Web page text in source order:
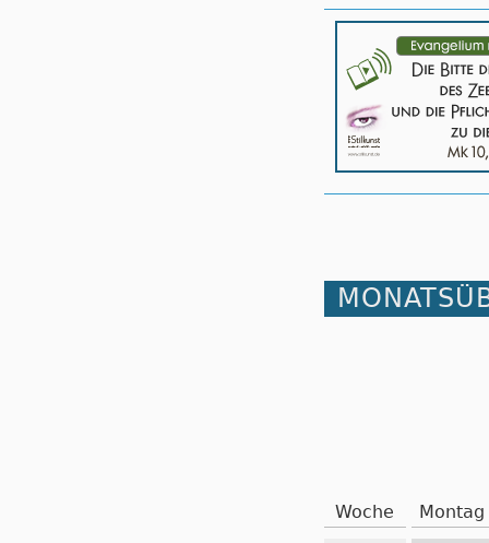
Woche Montag